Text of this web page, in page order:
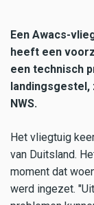
Een Awacs-
heeft een
een technisch
NWS.
Het vliegtuig
van Duitsland.
moment dat
werd ingezet.